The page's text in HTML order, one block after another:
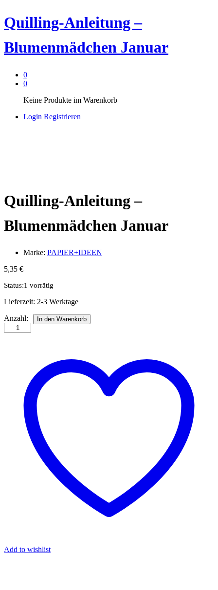
Quilling-Anleitung –
Blumenmädchen Januar
0
0
Keine Produkte im Warenkorb
Login Registrieren
Quilling-Anleitung –
Blumenmädchen Januar
Marke: PAPIER+IDEEN
5,35 €
Status:1 vorrätig
Lieferzeit: 2-3 Werktage
Quilling-
Anleitung
-
Anzahl: In den Warenkorb
Add to wishlist